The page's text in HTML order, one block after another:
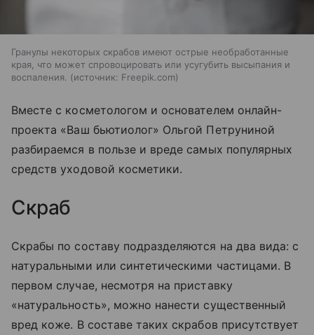
Гранулы некоторых скрабов имеют острые необработанные
края, что может спровоцировать или усугубить высыпания и
воспаления.
источник: Freepik.com
Вместе с косметологом и основателем онлайн-
проекта «Ваш бьютиолог» Ольгой Петруниной
разбираемся в пользе и вреде самых популярных
средств уходовой косметики.
Скраб
Скрабы по составу подразделяются на два вида: с
натуральными или синтетическими частицами. В
первом случае, несмотря на приставку
«натуральность», можно нанести существенный
вред коже. В составе таких скрабов присутствует